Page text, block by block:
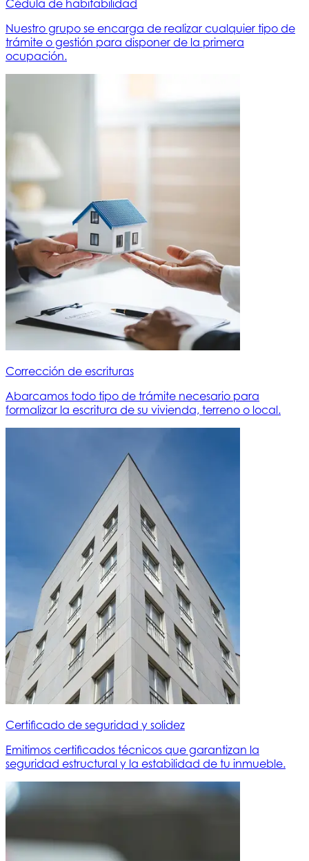
Cédula de habitabilidad
Nuestro grupo se encarga de realizar cualquier tipo de
trámite o gestión para disponer de la primera
ocupación.
Corrección de escrituras
Abarcamos todo tipo de trámite necesario para
formalizar la escritura de su vivienda, terreno o local.
Certificado de seguridad y solidez
Emitimos certificados técnicos que garantizan la
seguridad estructural y la estabilidad de tu inmueble.